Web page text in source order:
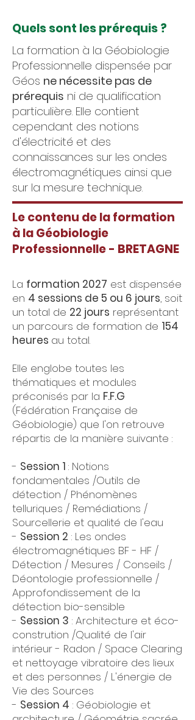
Quels sont les prérequis ?
La formation à la Géobiologie
Professionnelle dispensée par
Géos ne nécessite pas de
prérequis ni de qualification
particulière. Elle contient
cependant des notions
d'électricité et des
connaissances sur les ondes
électromagnétiques ainsi que
sur la mesure technique.
Le contenu de la formation
à la Géobiologie
Professionnelle - BRETAGNE
La formation 2027 est dispensée
en 4 sessions de 5 ou 6 jours, soit
un total de 22 jours représentant
un parcours de formation de 154
heures au total.
Elle englobe toutes les
thématiques et modules
préconisés par la F.F.G
(Fédération Française de
Géobiologie) que l'on retrouve
répartis de la manière suivante :
- Session 1 : Notions
fondamentales /Outils de
détection / Phénomènes
telluriques / Remédiations /
Sourcellerie et qualité de l'eau
- Session 2 : Les ondes
électromagnétiques BF - HF /
Détection / Mesures / Conseils /
Déontologie professionnelle /
Approfondissement de la
détection bio-sensible
- Session 3 : Architecture et éco-
constrution /Qualité de l'air
intérieur - Radon / Space Clearing
et nettoyage vibratoire des lieux
et des personnes / L'énergie de
Vie des Sources
- Session 4 : Géobiologie et